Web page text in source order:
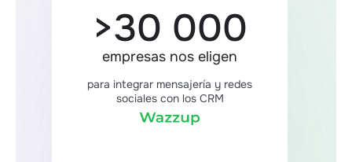
>30 000
empresas nos eligen
para integrar mensajería y redes
sociales con los CRM